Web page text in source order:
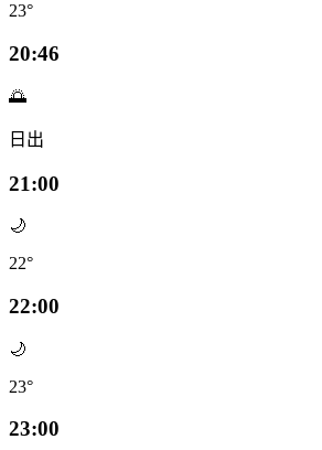
23°
20:46
🌅
日出
21:00
🌙
22°
22:00
🌙
23°
23:00